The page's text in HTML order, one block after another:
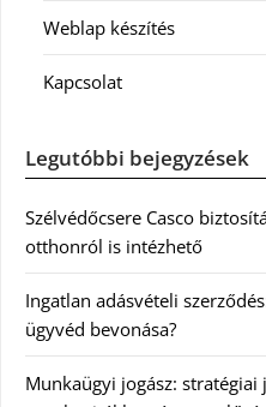
Weblap készítés
Kapcsolat
Legutóbbi bejegyzések
Szélvédőcsere Casco
otthonról is intézhető
Ingatlan adásvételi
ügyvéd bevonása?
Munkaügyi jogász: stratégiai